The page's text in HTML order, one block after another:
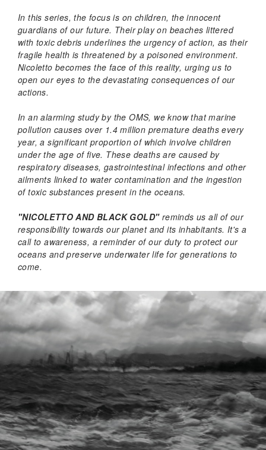
In this series, the focus is on children, the innocent
guardians of our future. Their play on beaches littered
with toxic debris underlines the urgency of action, as their
fragile health is threatened by a poisoned environment.
Nicoletto becomes the face of this reality, urging us to
open our eyes to the devastating consequences of our
actions.
In an alarming study by the OMS, we know that marine
pollution causes over 1.4 million premature deaths every
year, a significant proportion of which involve children
under the age of five. These deaths are caused by
respiratory diseases, gastrointestinal infections and other
ailments linked to water contamination and the ingestion
of toxic substances present in the oceans.
"NICOLETTO AND BLACK GOLD"reminds us all of our
responsibility towards our planet and its inhabitants. It's a
call to awareness, a reminder of our duty to protect our
oceans and preserve underwater life for generations to
come.